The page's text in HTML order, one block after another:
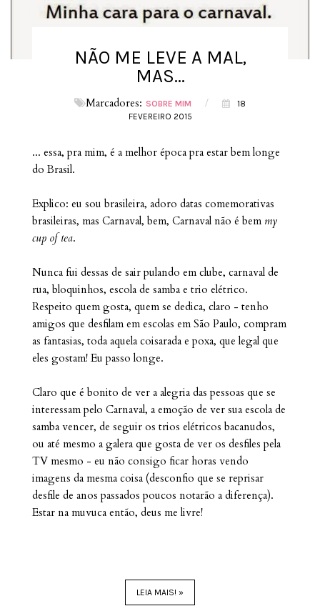
NÃO ME LEVE A MAL,
MAS...
Marcadores: SOBRE MIM /
18
FEVEREIRO 2015
... essa, pra mim, é a melhor época pra estar bem longe
do Brasil.
Explico: eu sou brasileira, adoro datas comemorativas
brasileiras, mas Carnaval, bem, Carnaval não é bem my
cup of tea.
Nunca fui dessas de sair pulando em clube, carnaval de
rua, bloquinhos, escola de samba e trio elétrico.
Respeito quem gosta, quem se dedica, claro - tenho
amigos que desfilam em escolas em São Paulo, compram
as fantasias, toda aquela coisarada e poxa, que legal que
eles gostam! Eu passo longe.
Claro que é bonito de ver a alegria das pessoas que se
interessam pelo Carnaval, a emoção de ver sua escola de
samba vencer, de seguir os trios elétricos bacanudos,
ou até mesmo a galera que gosta de ver os desfiles pela
TV mesmo - eu não consigo ficar horas vendo
imagens da mesma coisa (desconfio que se reprisar
desfile de anos passados poucos notarão a diferença).
Estar na muvuca então, deus me livre!
LEIA MAIS! »